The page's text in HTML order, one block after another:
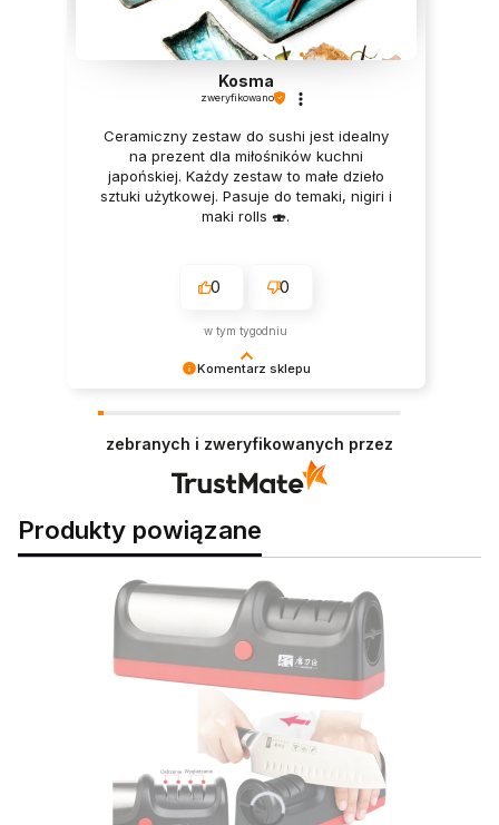
Komentarz sklepu
Kosma
zweryfikowano
Ceramiczny zestaw do sushi jest idealny
na prezent dla miłośników kuchni
japońskiej. Każdy zestaw to małe dzieło
sztuki użytkowej. Pasuje do temaki, nigiri i
maki rolls 🍣.
0 0
w tym tygodniu
zebranych i zweryfikowanych przez
Produkty powiązane